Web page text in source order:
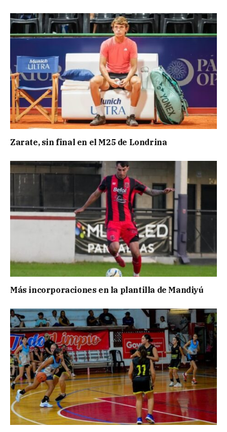
Zarate, sin final en el M25 de Londrina
Más incorporaciones en la plantilla de Mandiyú